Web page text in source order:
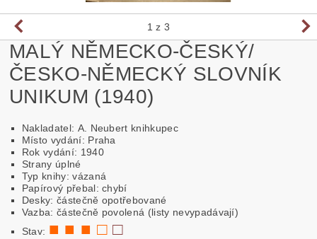
1 z 3
MALÝ NĚMECKO-ČESKÝ/
ČESKO-NĚMECKÝ SLOVNÍK
UNIKUM (1940)
Nakladatel: A. Neubert knihkupec
Místo vydání: Praha
Rok vydání: 1940
Strany úplné
Typ knihy: vázaná
Papírový přebal: chybí
Desky: částečně opotřebované
Vazba: částečně povolená (listy nevypadávají)
Stav: ■ ■ ■ □ □